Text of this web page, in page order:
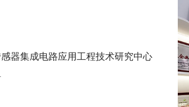
器集成电路应用工程技术研究中心